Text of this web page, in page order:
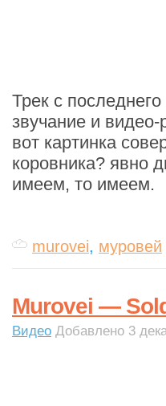
Трек с
звучание и
вот картинка
коровника? явно
имеем, то имеем.
murovei, муровей
Murovei —
Видео Добавлено 3